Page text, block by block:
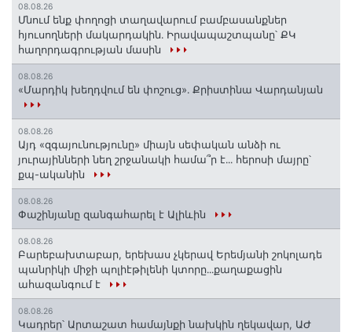
08.08.26
Մնում ենք փողոցի տաղավարում բամբասանքներ
հյուսողների մակարդակին․ Իրավապաշտպանը՝ ՔԿ
հաղորդագրության մասին
08.08.26
«Մարդիկ խեղդվում են փոշուց»․ Քրիստինա Վարդանյան
08.08.26
Այդ «զգայունությունը» միայն սեփական անձի ու
յուրայինների նեղ շրջանակի համա՞ր է․․․ հերոսի մայրը՝
քպ-ականին
08.08.26
Փաշինյանը զանգահարել է Ալիևին
08.08.26
Բարեբախտաբար, երեխաս չկերավ Երեմյանի շոկոլադե
պանրիկի միջի պոլիէթիլենի կտորը․․․քաղաքացին
ահազանգում է
08.08.26
Կադրեր՝ Արտաշատ համայնքի նախկին ղեկավար, ԱԺ